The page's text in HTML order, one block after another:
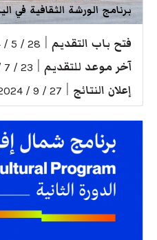
برنامج الورشة الثقافية في
فتح باب التقديم 28 / 5 / 2024
آخر موعد للتقديم 23 / 7 / 2024
إعلان النتائج 27 / 9 / 2024